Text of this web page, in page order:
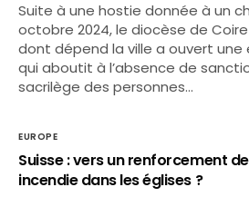
Suite à une hostie donnée à un
octobre 2024, le diocèse de
dont dépend la ville a ouvert
qui aboutit à l’absence de
sacrilège des personnes…
EUROPE
Suisse : vers un renforcement
incendie dans les églises ?